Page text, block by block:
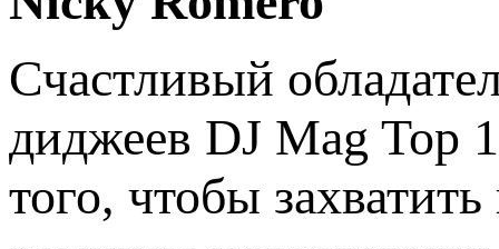
Счастливый
диджеев DJ Mag Top
того, чтобы